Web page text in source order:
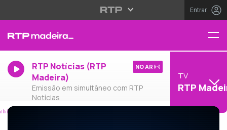
Entrar
RTP Notícias (RTP
Madeira)
Emissão em simultâneo com RTP
Notícias
NO AR
TV
RTP